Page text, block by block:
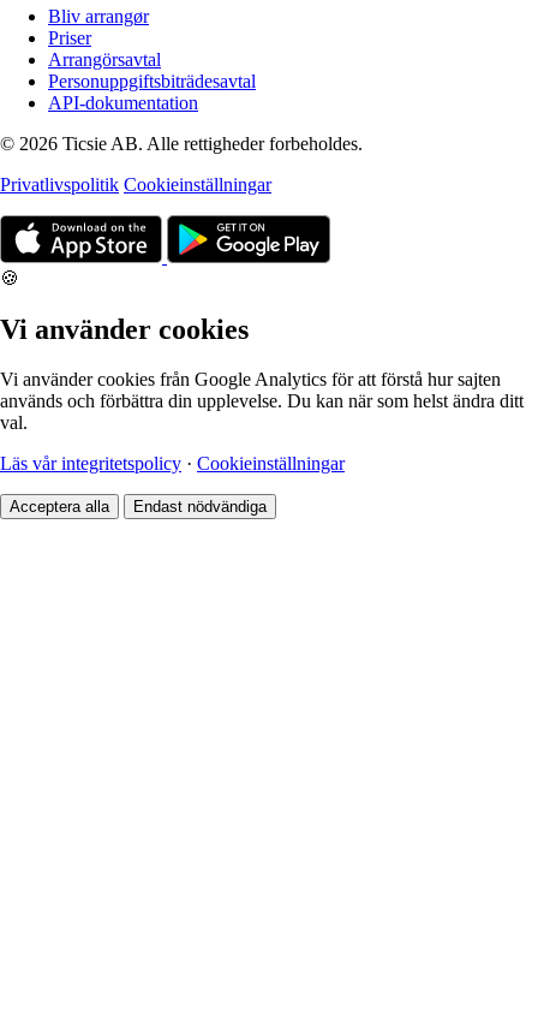
Bliv arrangør
Priser
Arrangörsavtal
Personuppgiftsbiträdesavtal
API-dokumentation
© 2026 Ticsie AB. Alle rettigheder forbeholdes.
Privatlivspolitik Cookieinställningar
🍪
Vi använder cookies
Vi använder cookies från Google Analytics för att förstå hur sajten
används och förbättra din upplevelse. Du kan när som helst ändra ditt
val.
Läs vår integritetspolicy · Cookieinställningar
Acceptera alla Endast nödvändiga